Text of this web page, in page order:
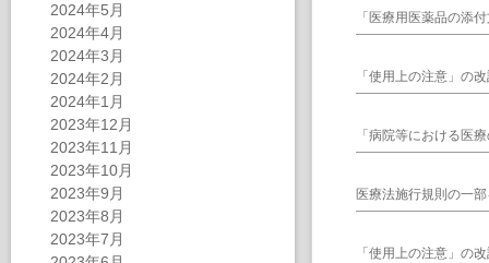
2024年5月
2024年4月
2024年3月
2024年2月
2024年1月
2023年12月
2023年11月
2023年10月
2023年9月
2023年8月
2023年7月
「医療用医薬品の添
「使用上の注意」の
「病院等における医
医療法施行規則の一
「使用上の注意」の